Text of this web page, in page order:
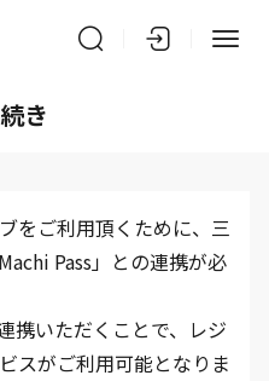
き
をご利用頂くために、三
Pass」との連携が必
携いただくことで、レジ
スがご利用可能となりま